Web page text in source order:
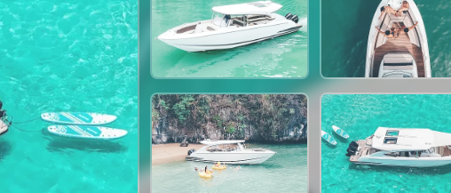
47,000 THB